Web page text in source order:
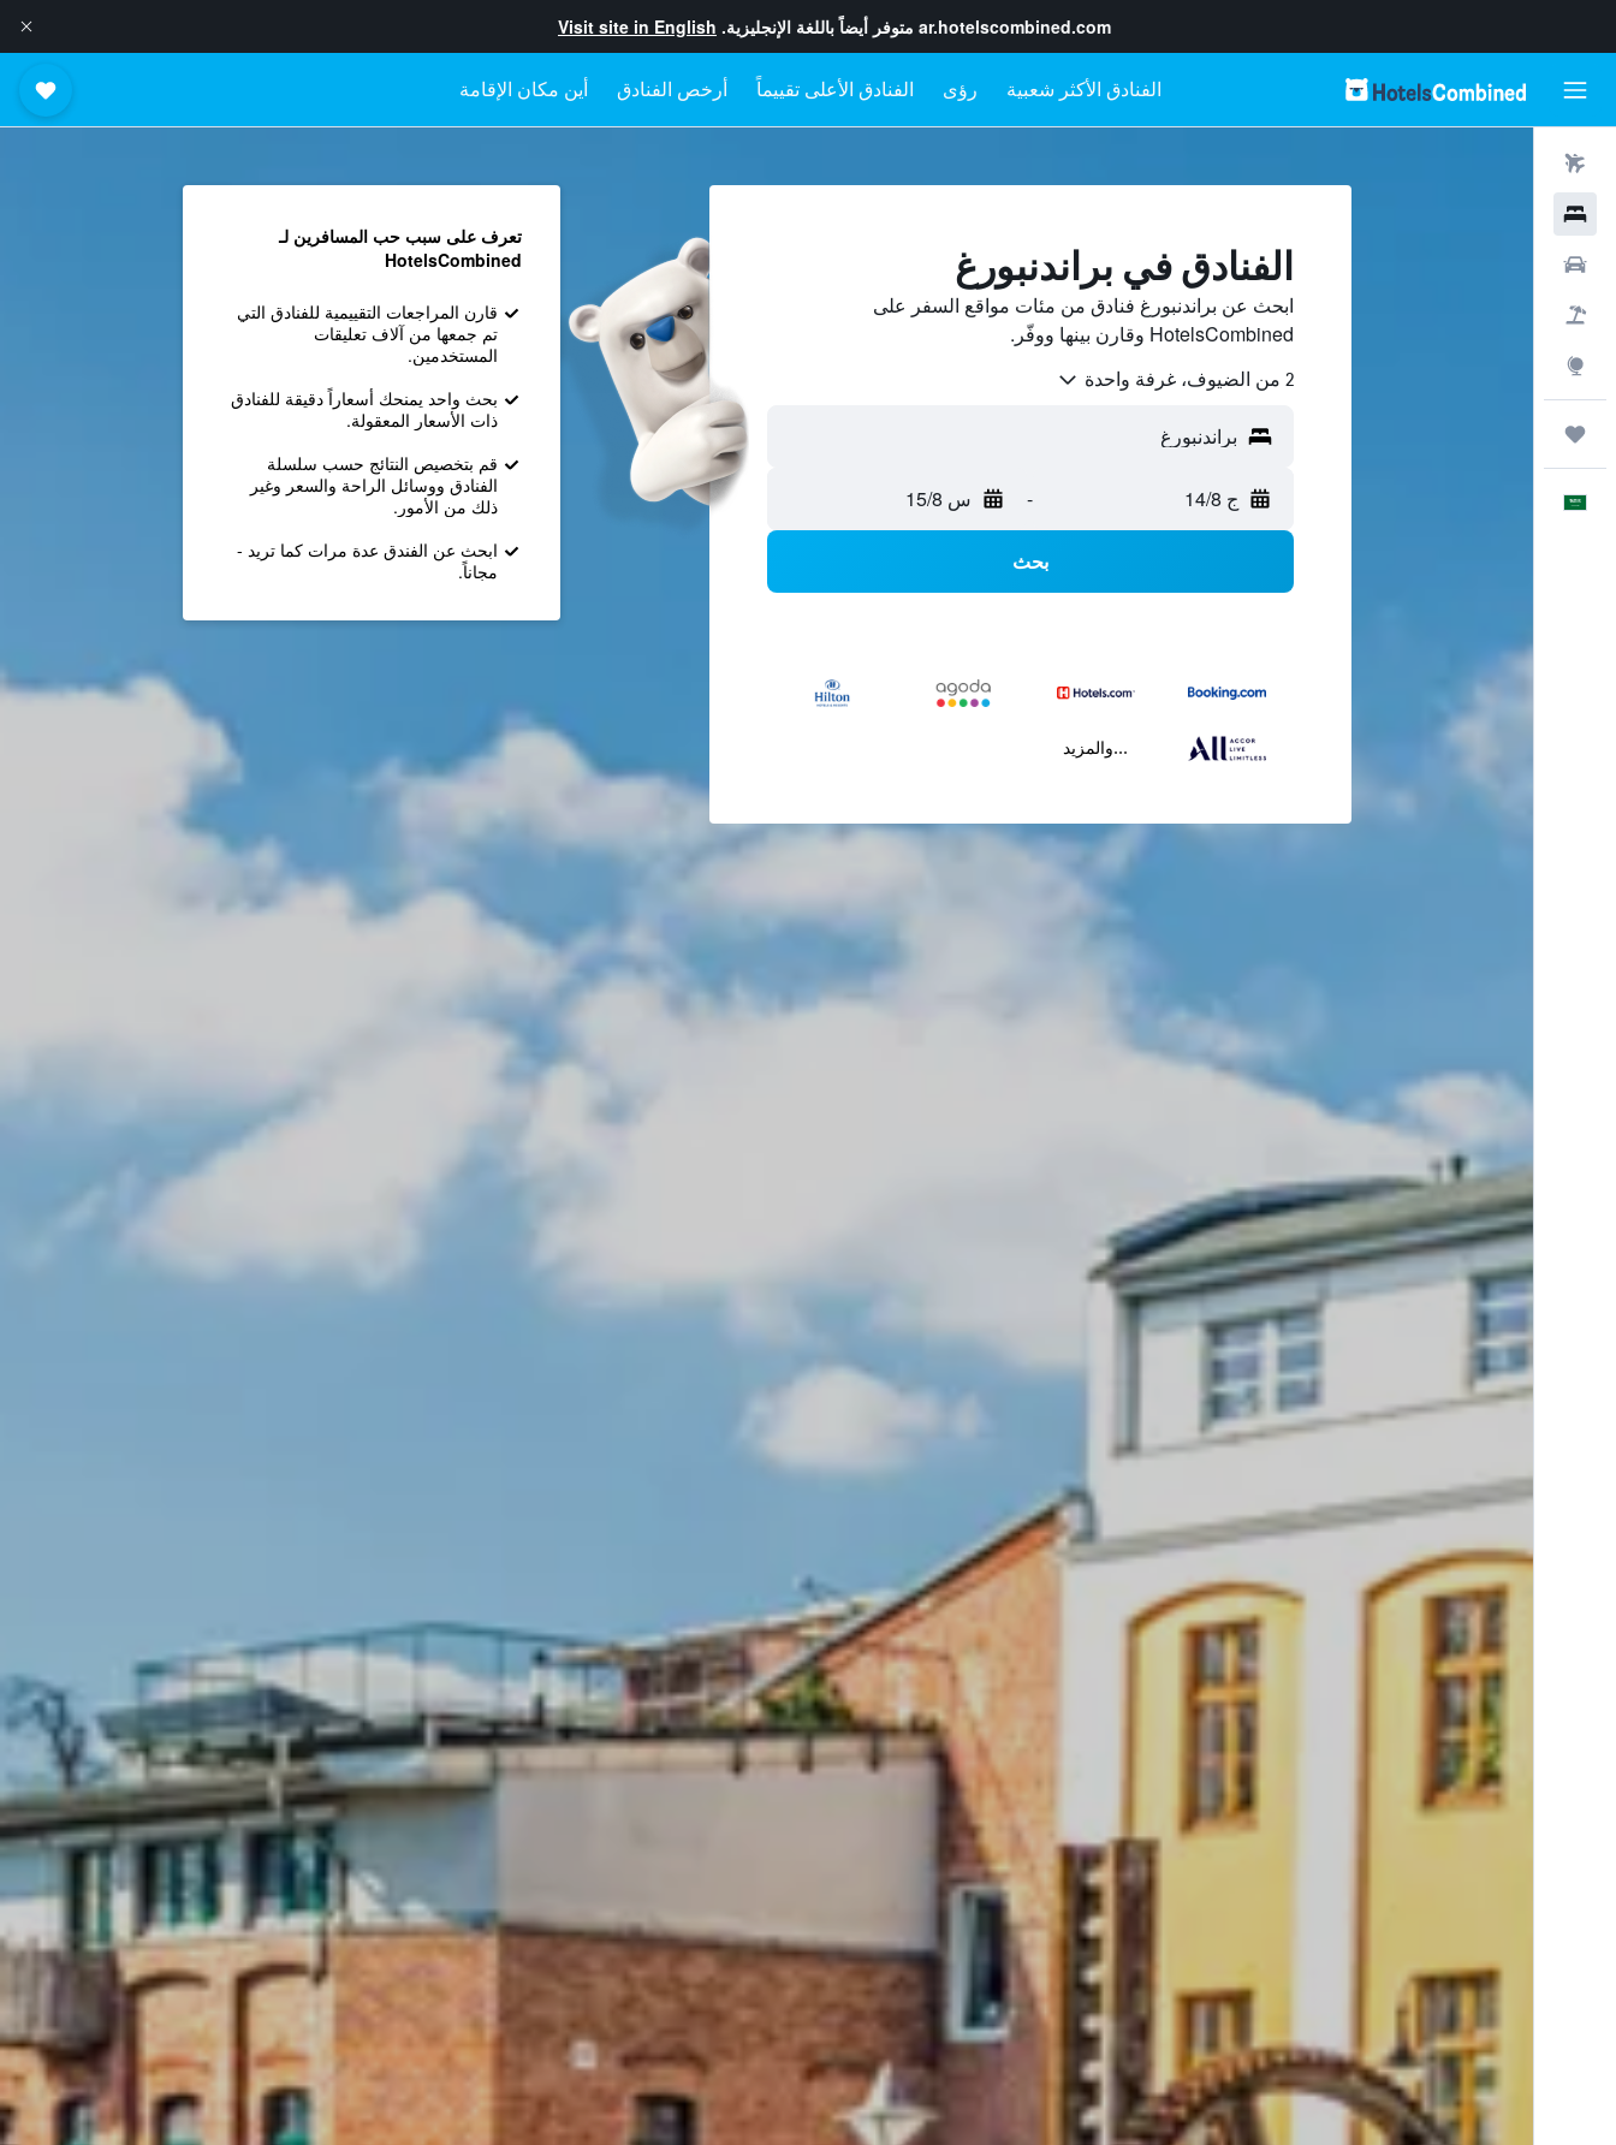
ar.hotelscombined.com متوفر أيضاً باللغة الإنجليزية. Visit site in English
رؤى الفنادق الأعلى تقييماً أرخص الفنادق أين مكان الإقامة
الفنادق في براندنبورغ
ابحث عن براندنبورغ فنادق من مئات مواقع السفر على
HotelsCombined وقارن بينها ووفّر.
2 من الضيوف، غرفة واحدة
ج 14/8 - س 15/8
بحث
...والمزيد
تعرف على سبب حب المسافرين لـ
HotelsCombined
قارن المراجعات التقييمية للفنادق التي
تم جمعها من آلاف تعليقات
المستخدمين.
بحث واحد يمنحك أسعاراً دقيقة للفنادق
ذات الأسعار المعقولة.
قم بتخصيص النتائج حسب سلسلة
الفنادق ووسائل الراحة والسعر وغير
ذلك من الأمور.
ابحث عن الفندق عدة مرات كما تريد -
مجاناً.